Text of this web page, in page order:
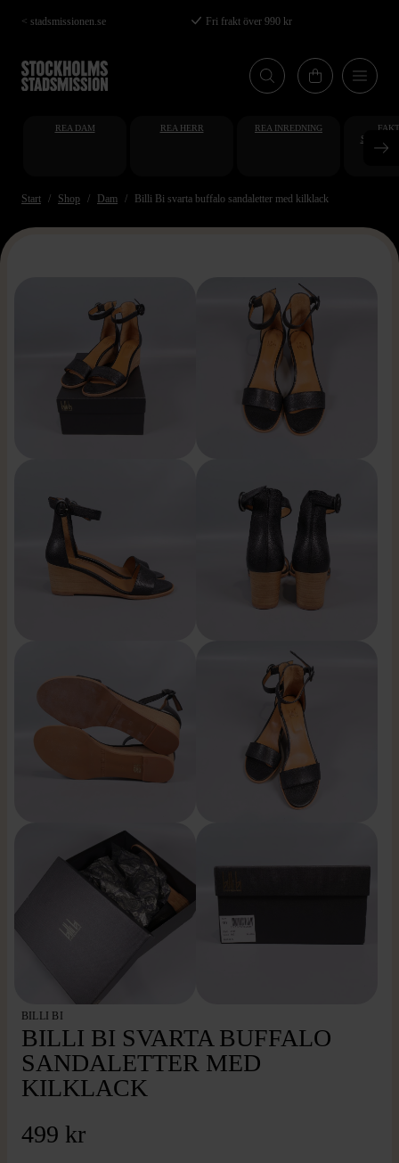
Hoppa
till
huvudinnehåll
< stadsmissionen.se Fri frakt över 990 kr
REA DAM REA HERR REA INREDNING
Start Shop Dam Billi Bi svarta buffalo sandaletter med kilklack
BILLI BI
BILLI BI SVARTA BUFFALO
SANDALETTER MED
KILKLACK
499 kr